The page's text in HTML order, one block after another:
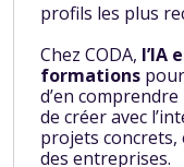
profils les plus
Chez CODA, l’IA
formations
d’en
de créer avec
projets concrets,
des entreprises.